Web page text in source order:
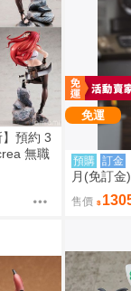
】預約 3
無職
0816
免運
預購 訂金
月(免訂
來 1999
售價